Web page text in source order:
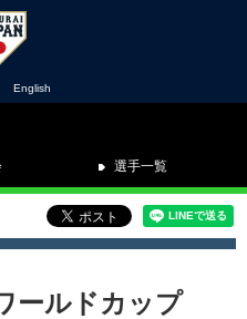
English
選手一覧
ールドカップ